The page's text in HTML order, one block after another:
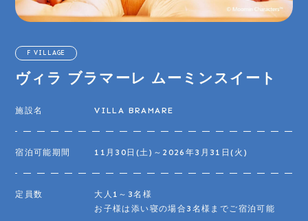
F VILLAGE
ヴィラ ブラマーレ ムーミンスイート
施設名 VILLA BRAMARE
宿泊可能期間 11月30日(土)～2026年3月31日(火)
定員数
大人1～3名様
お子様は添い寝の場合3名様までご宿泊可能